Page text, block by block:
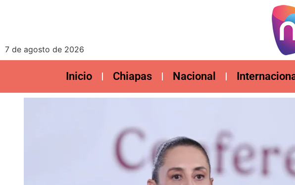
7 de agosto de 2026
Inicio Chiapas Nacional